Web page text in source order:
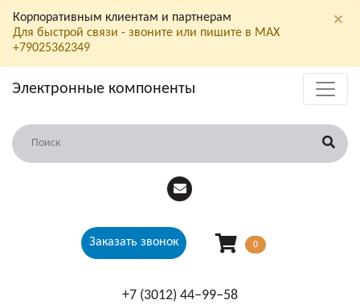
Корпоративным клиентам и партнерам
Для быстрой связи - звоните или пишите в МАХ
+79025362349
×
Электронные компоненты
Заказать звонок 0
+7 (3012) 44‒99‒58